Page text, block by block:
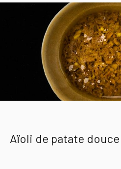
Aïoli de patate douce